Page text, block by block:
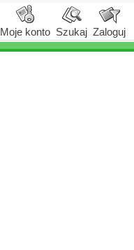
Moje konto Szukaj Zaloguj